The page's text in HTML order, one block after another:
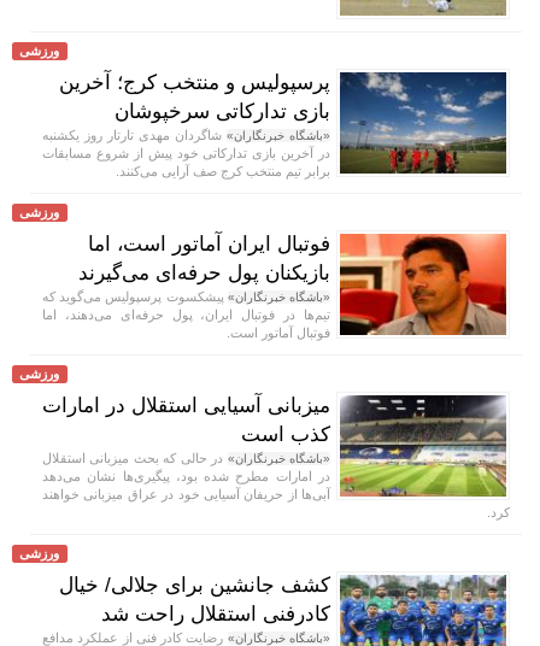
ورزشی
پرسپولیس و منتخب کرج؛ آخرین
بازی تدارکاتی سرخپوشان
«باشگاه خبرنگاران» شاگردان مهدی تارتار روز یکشنبه
در آخرین بازی تدارکاتی خود پیش از شروع مسابقات
برابر تیم منتخب کرج صف آرایی می‌کنند.
ورزشی
فوتبال ایران آماتور است، اما
بازیکنان پول حرفه‌ای می‌گیرند
«باشگاه خبرنگاران» پیشکسوت پرسپولیس می‌گوید که
تیم‌ها در فوتبال ایران، پول حرفه‌ای می‌دهند، اما
فوتبال آماتور است.
ورزشی
میزبانی آسیایی استقلال در امارات
کذب است
«باشگاه خبرنگاران» در حالی که بحث میزبانی استقلال
در امارات مطرح شده بود، پیگیری‌ها نشان می‌دهد
آبی‌ها از حریفان آسیایی خود در عراق میزبانی خواهند
کرد.
ورزشی
کشف جانشین برای جلالی/ خیال
کادرفنی استقلال راحت شد
«باشگاه خبرنگاران» رضایت کادر فنی از عملکرد مدافع